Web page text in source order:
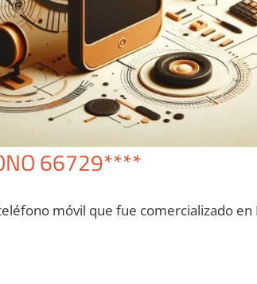
66729****
móvil quе fue comercializado en